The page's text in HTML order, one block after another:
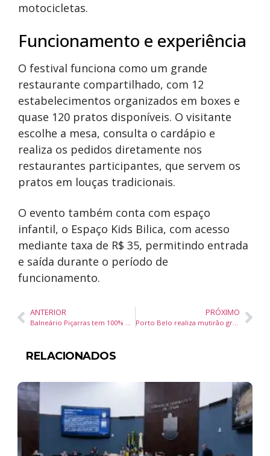
motocicletas.
Funcionamento e experiência
O festival funciona como um grande
restaurante compartilhado, com 12
estabelecimentos organizados em boxes e
quase 120 pratos disponíveis. O visitante
escolhe a mesa, consulta o cardápio e
realiza os pedidos diretamente nos
restaurantes participantes, que servem os
pratos em louças tradicionais.
O evento também conta com espaço
infantil, o Espaço Kids Bilica, com acesso
mediante taxa de R$ 35, permitindo entrada
e saída durante o período de
funcionamento.
ANTERIOR
Balneário Piçarras tem 100% das praias recomendadas para avaliação internacional do Programa Bandeira Azul 2026/2027
PRÓXIMO
Porto Belo realiza mutirão gratuito de castração de cães e gatos no bairro Sertão de Santa Luzia
RELACIONADOS